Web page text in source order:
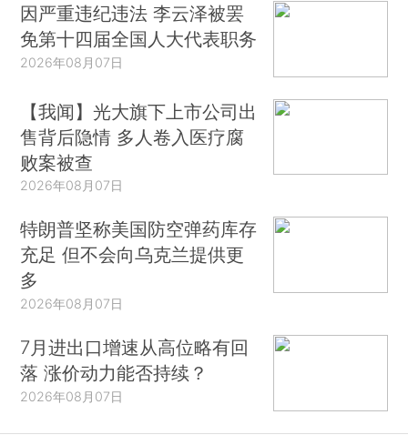
因严重违纪违法 李云泽被罢
免第十四届全国人大代表职务
2026年08月07日
【我闻】光大旗下上市公司出
售背后隐情 多人卷入医疗腐
败案被查
2026年08月07日
特朗普坚称美国防空弹药库存
充足 但不会向乌克兰提供更
多
2026年08月07日
7月进出口增速从高位略有回
落 涨价动力能否持续？
2026年08月07日